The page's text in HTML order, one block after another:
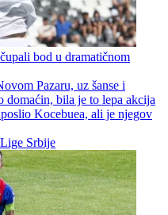
bod u dramatičnom
Pazaru, uz šanse i
domaćin, bila je to lepa akcija
Kocebuea, ali je njegov
Lige Srbije